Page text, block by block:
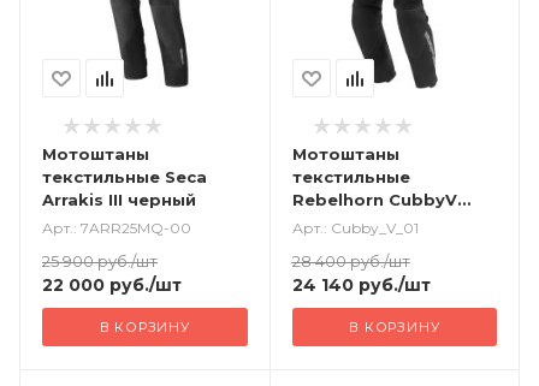
Мотоштаны
текстильные Seca
Arrakis III черный
Арт.: 7ARR25MQ-00
25 900руб./шт
22 000 руб./шт
В КОРЗИНУ
Мотоштаны
текстильные
Rebelhorn CubbyV
черный
Арт.: Cubby_V_01
28 400руб./шт
24 140руб./шт
В КОРЗИНУ